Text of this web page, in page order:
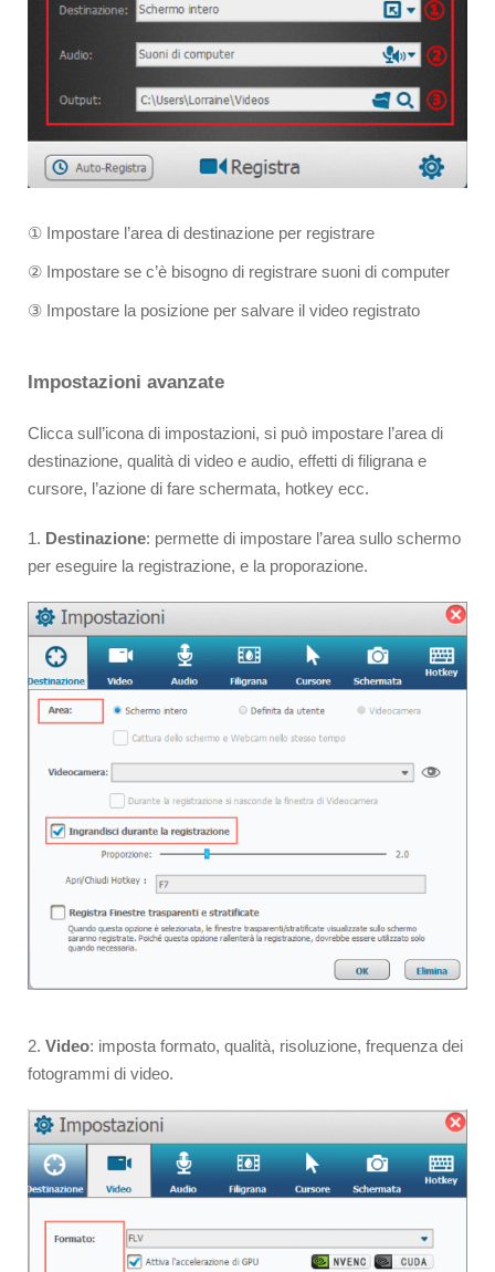
① Impostare l’area di destinazione per registrare
② Impostare se c’è bisogno di registrare suoni di computer
③ Impostare la posizione per salvare il video registrato
Impostazioni avanzate
Clicca sull’icona di impostazioni, si può impostare l’area di
destinazione, qualità di video e audio, effetti di filigrana e
cursore, l’azione di fare schermata, hotkey ecc.
1. Destinazione: permette di impostare l’area sullo schermo
per eseguire la registrazione, e la proporazione.
2. Video: imposta formato, qualità, risoluzione, frequenza dei
fotogrammi di video.